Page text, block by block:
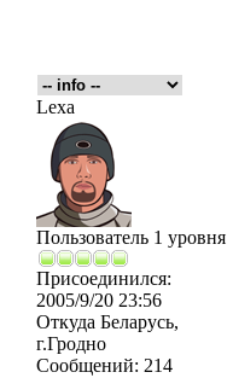
Lexa
Пользователь 1 уровня
Присоединился:
2005/9/20 23:56
Откуда Беларусь,
г.Гродно
Сообщений: 214